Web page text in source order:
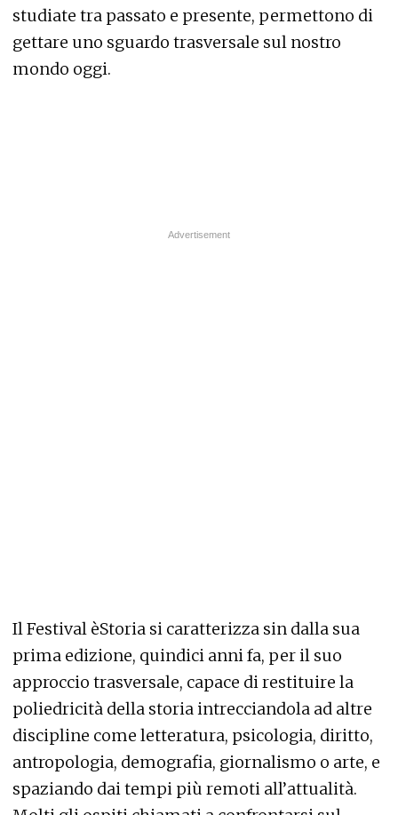
studiate tra passato e presente, permettono di
gettare uno sguardo trasversale sul nostro
mondo oggi.
Il Festival èStoria si caratterizza sin dalla sua
prima edizione, quindici anni fa, per il suo
approccio trasversale, capace di restituire la
poliedricità della storia intrecciandola ad altre
discipline come letteratura, psicologia, diritto,
antropologia, demografia, giornalismo o arte, e
spaziando dai tempi più remoti all’attualità.